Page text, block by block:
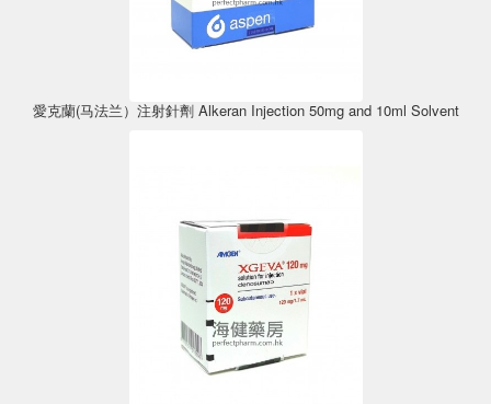
愛克蘭(马法兰）注射針劑 Alkeran Injection 50mg and 10ml Solvent